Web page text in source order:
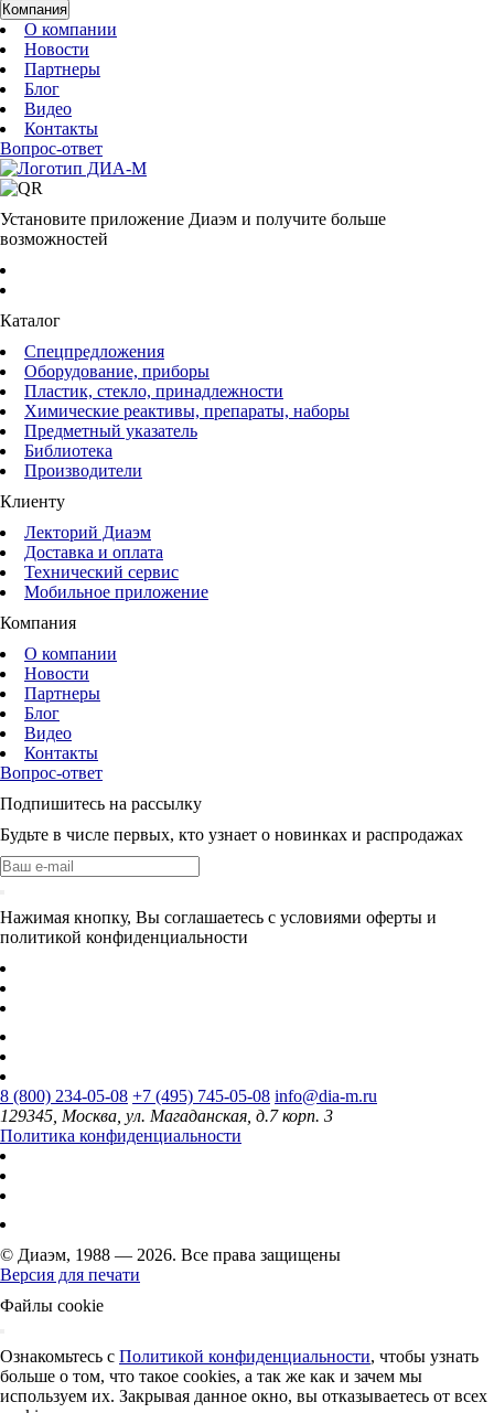
Компания
О компании
Новости
Партнеры
Блог
Видео
Контакты
Вопрос-ответ
Установите приложение Диаэм и получите больше
возможностей
Каталог
Спецпредложения
Оборудование, приборы
Пластик, стекло, принадлежности
Химические реактивы, препараты, наборы
Предметный указатель
Библиотека
Производители
Клиенту
Лекторий Диаэм
Доставка и оплата
Технический сервис
Мобильное приложение
Компания
О компании
Новости
Партнеры
Блог
Видео
Контакты
Вопрос-ответ
Подпишитесь на рассылку
Будьте в числе первых, кто узнает о новинках и распродажах
Нажимая кнопку, Вы соглашаетесь с условиями оферты и
политикой конфиденциальности
8 (800) 234-05-08 +7 (495) 745-05-08 info@dia-m.ru
129345, Москва, ул. Магаданская, д.7 корп. 3
Политика конфиденциальности
© Диаэм, 1988 — 2026. Все права защищены
Версия для печати
Файлы cookie
Ознакомьтесь с Политикой конфиденциальности, чтобы узнать
больше о том, что такое cookies, а так же как и зачем мы
используем их. Закрывая данное окно, вы отказываетесь от всех